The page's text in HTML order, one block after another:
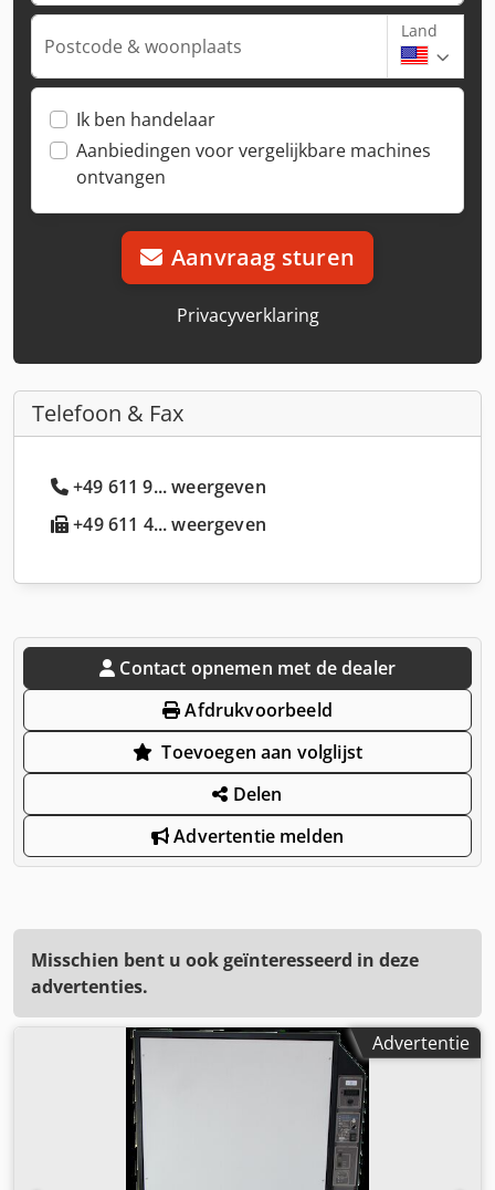
Postcode & woonplaats
Land
Ik ben handelaar
Aanbiedingen voor vergelijkbare machines
ontvangen
Aanvraag sturen
Privacyverklaring
Telefoon & Fax
+49 611 9... weergeven
+49 611 4... weergeven
Contact opnemen met de dealer
Afdrukvoorbeeld
Toevoegen aan volglijst
Delen
Advertentie melden
Misschien bent u ook geïnteresseerd in deze
advertenties.
Advertentie